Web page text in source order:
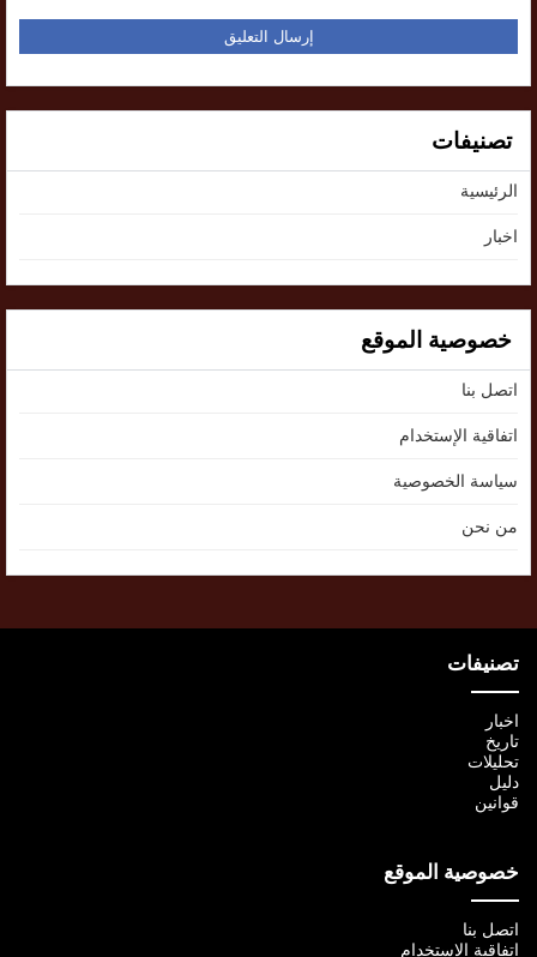
تصنيفات
الرئيسية
اخبار
خصوصية الموقع
اتصل بنا
اتفاقية الإستخدام
سياسة الخصوصية
من نحن
تصنيفات
اخبار
تاريخ
تحليلات
دليل
قوانين
خصوصية الموقع
اتصل بنا
اتفاقية الإستخدام